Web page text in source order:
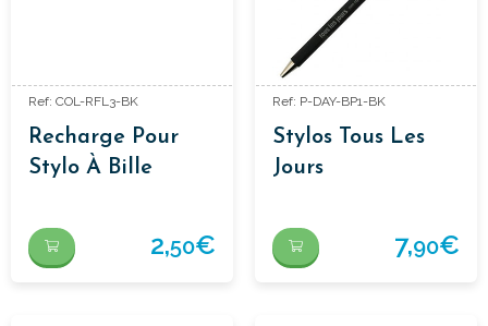
Ref: COL-RFL3-BK
Recharge Pour
Stylo À Bille
2,50€
Ref: P-DAY-BP1-BK
Stylos Tous Les
Jours
7,90€